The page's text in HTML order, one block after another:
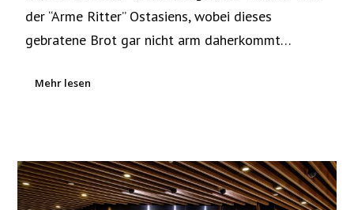
der “Arme Ritter” Ostasiens, wobei dieses
gebratene Brot gar nicht arm daherkommt…
Mehr lesen